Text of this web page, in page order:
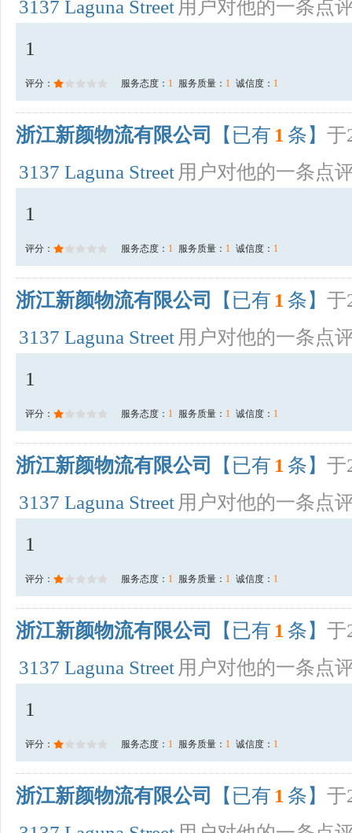
3137 Laguna Street 用户对他的一条点
1
评分： 服务态度： 1 服务质量： 1 诚信度： 1
浙江新颜物流有限公司 【已有 1 条】 于
3137 Laguna Street 用户对他的一条点
1
评分： 服务态度： 1 服务质量： 1 诚信度： 1
浙江新颜物流有限公司 【已有 1 条】 于
3137 Laguna Street 用户对他的一条点
1
评分： 服务态度： 1 服务质量： 1 诚信度： 1
浙江新颜物流有限公司 【已有 1 条】 于
3137 Laguna Street 用户对他的一条点
1
评分： 服务态度： 1 服务质量： 1 诚信度： 1
浙江新颜物流有限公司 【已有 1 条】 于
3137 Laguna Street 用户对他的一条点
1
评分： 服务态度： 1 服务质量： 1 诚信度： 1
浙江新颜物流有限公司 【已有 1 条】 于